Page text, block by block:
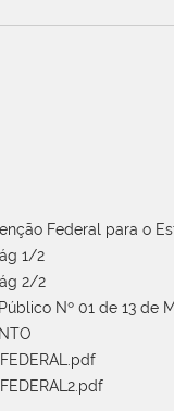
Federal para o
1/2
2/2
Nº 01 de 13 de